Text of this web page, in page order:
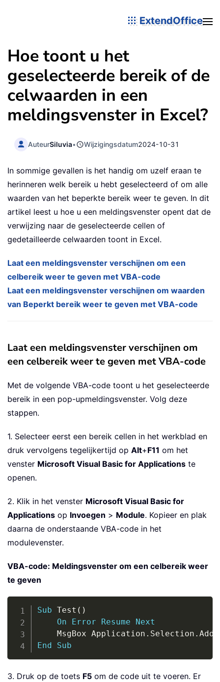
ExtendOffice
Hoe toont u het
geselecteerde bereik of de
celwaarden in een
meldingsvenster in Excel?
AuteurSiluvia• Wijzigingsdatum2024-10-31
In sommige gevallen is het handig om uzelf eraan te
herinneren welk bereik u hebt geselecteerd of om alle
waarden van het beperkte bereik weer te geven. In dit
artikel leest u hoe u een meldingsvenster opent dat de
verwijzing naar de geselecteerde cellen of
gedetailleerde celwaarden toont in Excel.
Laat een meldingsvenster verschijnen om een
celbereik weer te geven met VBA-code
Laat een meldingsvenster verschijnen om waarden
van Beperkt bereik weer te geven met VBA-code
Laat een meldingsvenster verschijnen om
een celbereik weer te geven met VBA-code
Met de volgende VBA-code toont u het geselecteerde
bereik in een pop-upmeldingsvenster. Volg deze
stappen.
1. Selecteer eerst een bereik cellen in het werkblad en
druk vervolgens tegelijkertijd op Alt+F11 om het
venster Microsoft Visual Basic for Applications te
openen.
2. Klik in het venster Microsoft Visual Basic for
Applications op Invoegen > Module. Kopieer en plak
daarna de onderstaande VBA-code in het
modulevenster.
VBA-code: Meldingsvenster om een celbereik weer
te geven
Sub Test ( )
On
Error Resume
Next
    MsgBox Application
. Selection .
End
Sub
3. Druk op de toets F5 om de code uit te voeren. Er